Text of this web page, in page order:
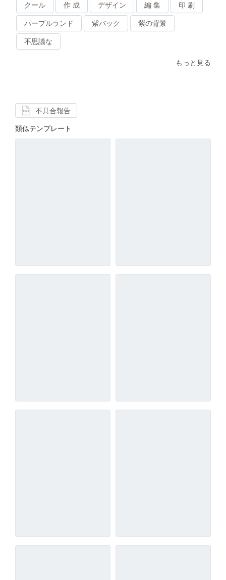
クール 作 成 デザイン 編 集 印 刷
パープルランド 紫バック 紫の背景
不思議な
もっと見る
不具合報告
類似テンプレート